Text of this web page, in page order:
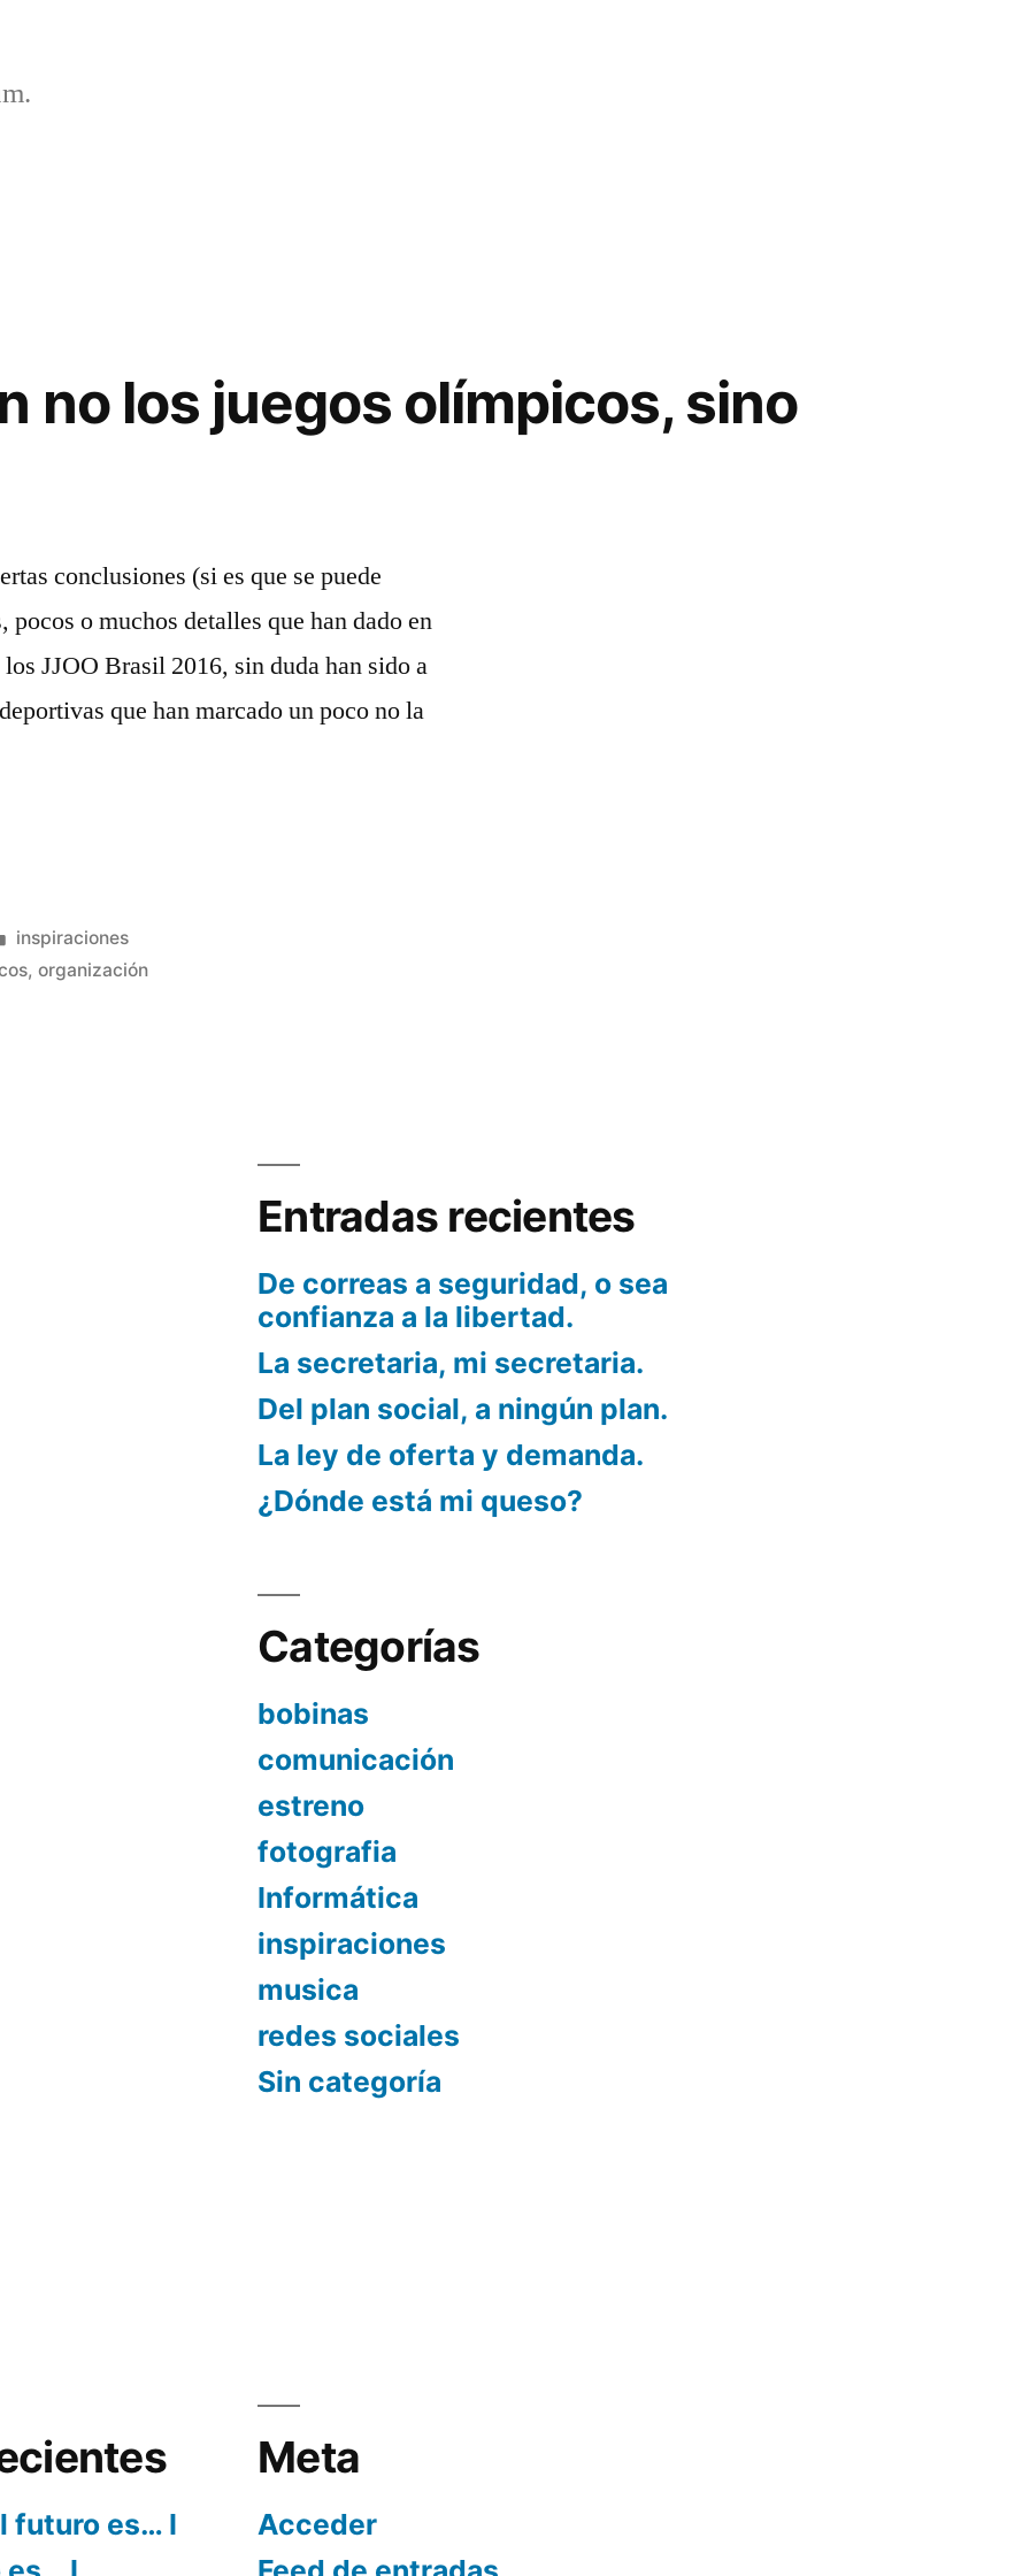
no los juegos olímpicos, sino
conclusiones (si es que se puede
pocos o muchos detalles que han dado en
JJOO Brasil 2016, sin duda han sido a
que han marcado un poco no la
Publicado
en
inspiraciones
,organización
Entradas recientes
De correas a seguridad, o sea
confianza a la libertad.
La secretaria, mi secretaria.
Del plan social, a ningún plan.
La ley de oferta y demanda.
¿Dónde está mi queso?
Categorías
bobinas
comunicación
estreno
fotografia
Informática
inspiraciones
musica
redes sociales
Sin categoría
futuro es… I
Meta
Acceder